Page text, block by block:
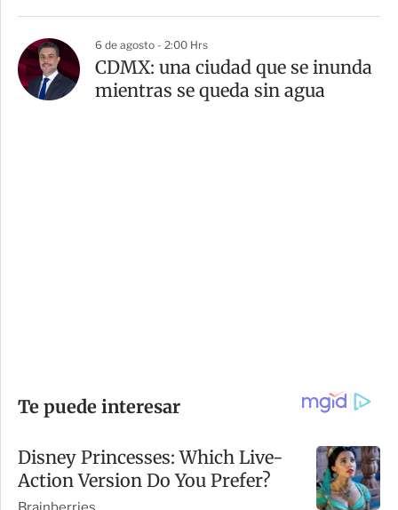
6 de agosto - 2:00 Hrs
CDMX: una ciudad que se inunda
mientras se queda sin agua